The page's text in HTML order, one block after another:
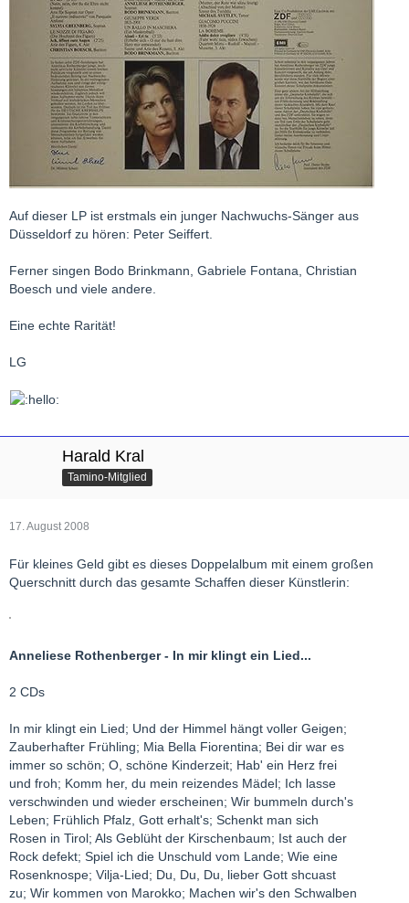
Auf dieser LP ist erstmals ein junger Nachwuchs-Sänger aus
Düsseldorf zu hören: Peter Seiffert.
Ferner singen Bodo Brinkmann, Gabriele Fontana, Christian
Boesch und viele andere.
Eine echte Rarität!
LG
Harald Kral
Tamino-Mitglied
17. August 2008
Für kleines Geld gibt es dieses Doppelalbum mit einem großen
Querschnitt durch das gesamte Schaffen dieser Künstlerin:
Anneliese Rothenberger - In mir klingt ein Lied...
2 CDs
In mir klingt ein Lied; Und der Himmel hängt voller Geigen;
Zauberhafter Frühling; Mia Bella Fiorentina; Bei dir war es
immer so schön; O, schöne Kinderzeit; Hab' ein Herz frei
und froh; Komm her, du mein reizendes Mädel; Ich lasse
verschwinden und wieder erscheinen; Wir bummeln durch's
Leben; Frühlich Pfalz, Gott erhalt's; Schenkt man sich
Rosen in Tirol; Als Geblüht der Kirschenbaum; Ist auch der
Rock defekt; Spiel ich die Unschuld vom Lande; Wie eine
Rosenknospe; Vilja-Lied; Du, Du, Du, lieber Gott shcuast
zu; Wir kommen von Marokko; Machen wir's den Schwalben